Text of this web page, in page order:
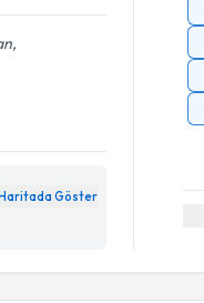
Haritada Göster